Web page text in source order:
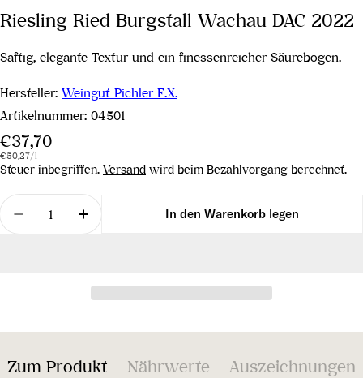
Riesling Ried Burgstall Wachau DAC 2022
Saftig, elegante Textur und ein finessenreicher Säurebogen.
Hersteller: Weingut Pichler F.X.
Artikelnummer: 04501
Regulärer
Preis
€37,70
Stückpreis
€50,27/pro
l
Steuer inbegriffen. Versand wird beim Bezahlvorgang berechnet.
Menge
Menge für Riesling Ried Burgstall Wachau DAC
Menge für Riesling Ried Burgstall
In den Warenkorb legen
Zum Produkt Nährwerte Auszeichnungen